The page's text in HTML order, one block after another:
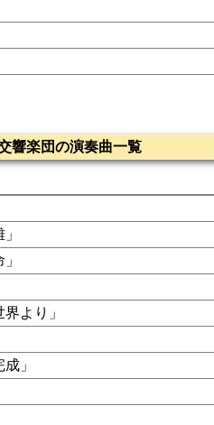
響楽団の演奏曲一覧
より」
」